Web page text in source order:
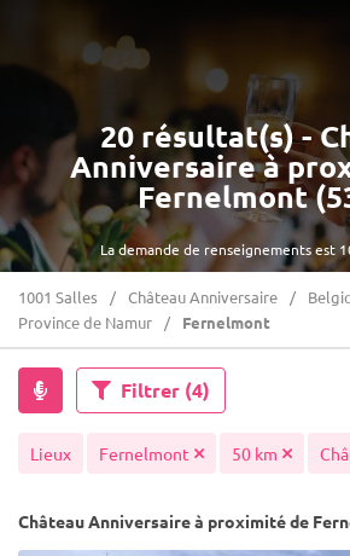
La demande de renseignements est
20 résultat(s) -
Anniversaire à
Fernelmont
1001 Salles Château Anniversaire
Province de Namur
Fernelmont
Filtrer (4)
Lieux Fernelmont 50 km
Château Anniversaire à proximité de